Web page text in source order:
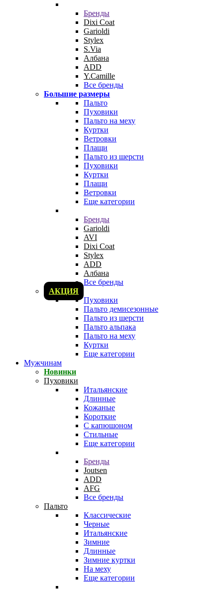
Бренды
Dixi Coat
Garioldi
Stylex
S.Via
Албана
ADD
Y.Camille
Все бренды
Большие размеры
Пальто
Пуховики
Пальто на меху
Куртки
Ветровки
Плащи
Пальто из шерсти
Пуховики
Куртки
Плащи
Ветровки
Еще категории
Бренды
Garioldi
AVI
Dixi Coat
Stylex
ADD
Албана
Все бренды
АКЦИЯ
Пуховики
Пальто демисезонные
Пальто из шерсти
Пальто альпака
Пальто на меху
Куртки
Еще категории
Мужчинам
Новинки
Пуховики
Итальянские
Длинные
Кожаные
Короткие
С капюшоном
Стильные
Еще категории
Бренды
Joutsen
ADD
AFG
Все бренды
Пальто
Классические
Черные
Итальянские
Зимние
Длинные
Зимние куртки
На меху
Еще категории